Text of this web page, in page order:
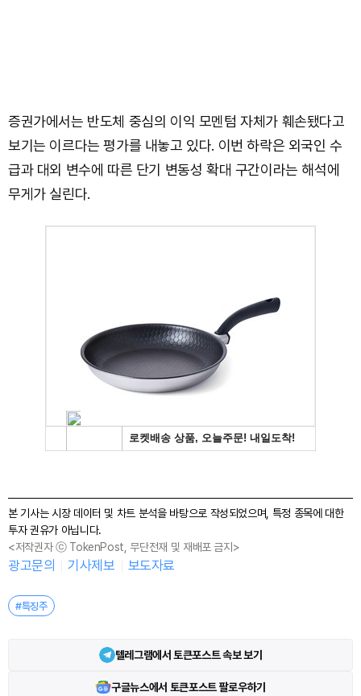
증권가에서는 반도체 중심의 이익 모멘텀 자체가 훼손됐다고
보기는 이르다는 평가를 내놓고 있다. 이번 하락은 외국인 수
급과 대외 변수에 따른 단기 변동성 확대 구간이라는 해석에
무게가 실린다.
본 기사는 시장 데이터 및 차트 분석을 바탕으로 작성되었으며, 특정 종목에 대한
투자 권유가 아닙니다.
<저작권자 ⓒ TokenPost, 무단전재 및 재배포 금지>
광고문의 기사제보 보도자료
#특징주
텔레그램에서 토큰포스트 속보 보기
구글뉴스에서 토큰포스트 팔로우하기